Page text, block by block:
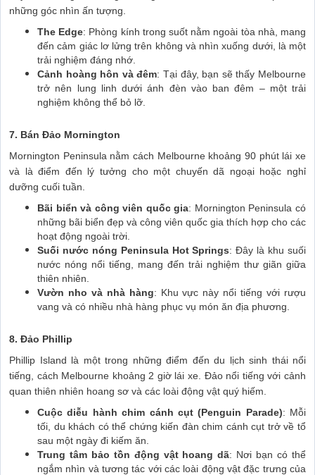
những góc nhìn ấn tượng.
The Edge: Phòng kính trong suốt nằm ngoài tòa nhà, mang
đến cảm giác lơ lửng trên không và nhìn xuống dưới, là một
trải nghiệm đáng nhớ.
Cảnh hoàng hôn và đêm: Tại đây, bạn sẽ thấy Melbourne
trở nên lung linh dưới ánh đèn vào ban đêm – một trải
nghiệm không thể bỏ lỡ.
7. Bán Đảo Mornington
Mornington Peninsula nằm cách Melbourne khoảng 90 phút lái xe
và là điểm đến lý tưởng cho một chuyến dã ngoại hoặc nghỉ
dưỡng cuối tuần.
Bãi biển và công viên quốc gia: Mornington Peninsula có
những bãi biển đẹp và công viên quốc gia thích hợp cho các
hoạt động ngoài trời.
Suối nước nóng Peninsula Hot Springs: Đây là khu suối
nước nóng nổi tiếng, mang đến trải nghiệm thư giãn giữa
thiên nhiên.
Vườn nho và nhà hàng: Khu vực này nổi tiếng với rượu
vang và có nhiều nhà hàng phục vụ món ăn địa phương.
8. Đảo Phillip
Phillip Island là một trong những điểm đến du lịch sinh thái nổi
tiếng, cách Melbourne khoảng 2 giờ lái xe. Đảo nổi tiếng với cảnh
quan thiên nhiên hoang sơ và các loài động vật quý hiếm.
Cuộc diễu hành chim cánh cụt (Penguin Parade): Mỗi
tối, du khách có thể chứng kiến đàn chim cánh cụt trở về tổ
sau một ngày đi kiếm ăn.
Trung tâm bảo tồn động vật hoang dã: Nơi bạn có thể
ngắm nhìn và tương tác với các loài động vật đặc trưng của